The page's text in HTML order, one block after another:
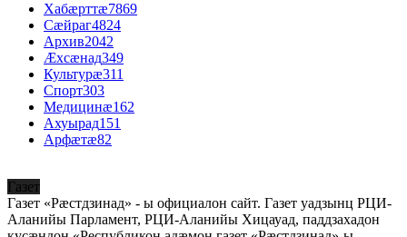
Хабæрттæ7869
Сæйраг4824
Архив2042
Æхсæнад349
Культурæ311
Спорт303
Медицинæ162
Ахуырад151
Арфæтæ82
Газет
Газет «Рæстдзинад» - ы официалон сайт. Газет уадзынц РЦИ-
Аланийы Парламент, РЦИ-Аланийы Хицауад, паддзахадон